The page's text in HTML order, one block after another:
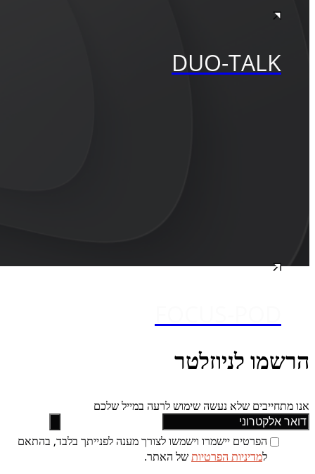
DUO-TALK
הרשמו לניוזלטר
אנו מתחייבים שלא נעשה שימוש לרעה במייל שלכם
הפרטים יישמרו וישמשו לצורך מענה לפנייתך בלבד, בהתאם
למדיניות הפרטיותשל האתר.